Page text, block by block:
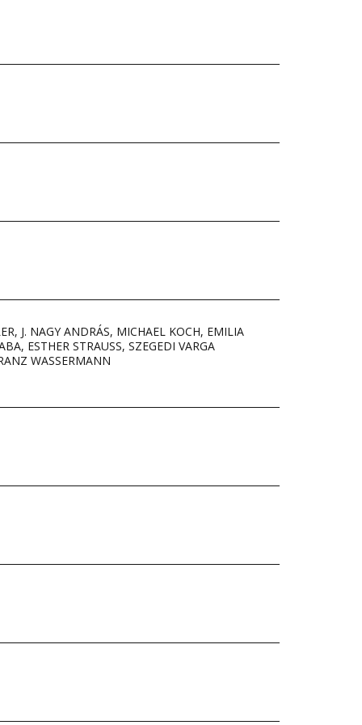
, J. NAGY ANDRÁS, MICHAEL KOCH, EMILIA
, ESTHER STRAUSS, SZEGEDI VARGA
WASSERMANN